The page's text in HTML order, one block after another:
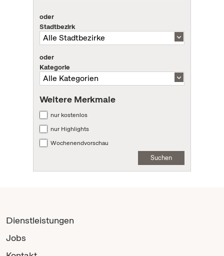
oder
Stadtbezirk
oder
Kategorie
Weitere Merkmale
nur kostenlos
nur Highlights
Wochenendvorschau
Suchen
Dienstleistungen
Jobs